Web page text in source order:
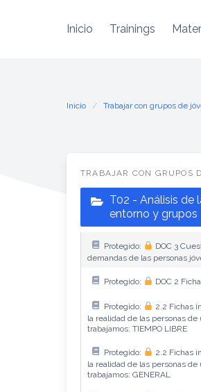
Inicio Trainings
Inicio Trabajar con grupos de
TRABAJAR CON GRUPOS
T02 - Análisis de
entorno y grupos
Protegido:
DOC 3
demandas de las personas
Protegido: DOC 2
Protegido:
2.2 Fichas
la realidad de las personas
trabajamos: TIEMPO LIBRE
Protegido:
2.2 Fichas
la realidad de las personas
trabajamos: GENERAL